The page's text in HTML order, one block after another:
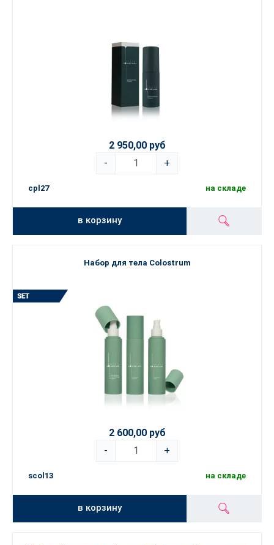
2 950,00 руб
-
+
cpl27 на складе
в корзину
Набор для тела Colostrum
2 600,00 руб
-
+
scol13 на складе
в корзину